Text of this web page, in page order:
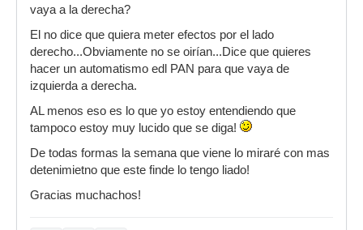
vaya a la derecha?
El no dice que quiera meter efectos por el lado
derecho...Obviamente no se oirían...Dice que quieres
hacer un automatismo edl PAN para que vaya de
izquierda a derecha.
AL menos eso es lo que yo estoy entendiendo que
tampoco estoy muy lucido que se diga!
De todas formas la semana que viene lo miraré con mas
detenimietno que este finde lo tengo liado!
Gracias muchachos!